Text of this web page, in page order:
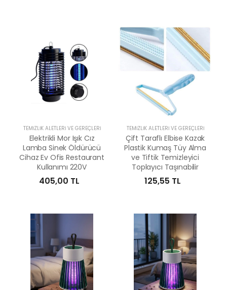
TEMIZLIK ALETLERI VE GEREÇLERI
Elektrikli Mor Işık Cız
Lamba Sinek Öldürücü
Cihaz Ev Ofis Restaurant
Kullanımı 220V
405,00 TL
TEMIZLIK ALETLERI VE GEREÇLERI
Çift Taraflı Elbise Kazak
Plastik Kumaş Tüy Alma
ve Tiftik Temizleyici
Toplayıcı Taşınabilir
125,55 TL